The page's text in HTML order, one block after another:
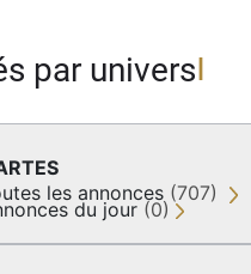
par univers
les annonces (707)
du jour (0)